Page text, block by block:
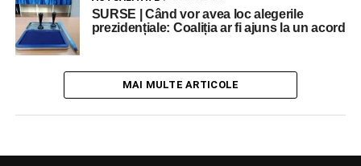
SURSE | Când vor avea loc alegerile
prezidențiale: Coaliția ar fi ajuns la un acord
MAI MULTE ARTICOLE